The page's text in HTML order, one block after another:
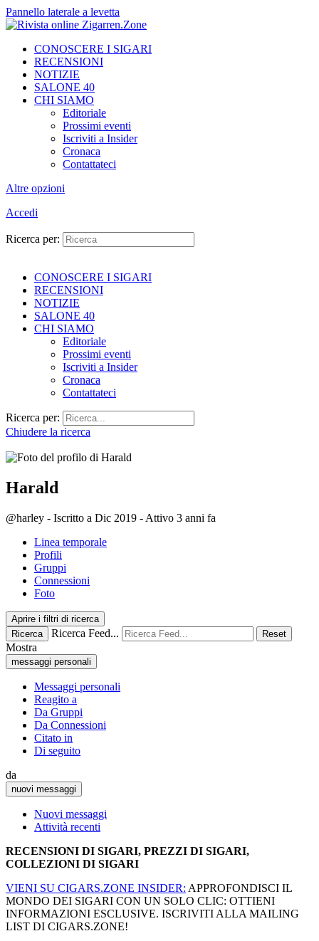
Pannello laterale a levetta
CONOSCERE I SIGARI
RECENSIONI
NOTIZIE
SALONE 40
CHI SIAMO
Editoriale
Prossimi eventi
Iscriviti a Insider
Cronaca
Contattateci
Altre opzioni
Accedi
Ricerca per:
CONOSCERE I SIGARI
RECENSIONI
NOTIZIE
SALONE 40
CHI SIAMO
Editoriale
Prossimi eventi
Iscriviti a Insider
Cronaca
Contattateci
Ricerca per:
Chiudere la ricerca
Harald
@harley - Iscritto a Dic 2019 - Attivo 3 anni fa
Linea temporale
Profili
Gruppi
Connessioni
Foto
Aprire i filtri di ricerca
Ricerca
Ricerca Feed... Reset
Mostra
messaggi personali
Messaggi personali
Reagito a
Da Gruppi
Da Connessioni
Citato in
Di seguito
da
nuovi messaggi
Nuovi messaggi
Attività recenti
RECENSIONI DI SIGARI, PREZZI DI SIGARI,
COLLEZIONI DI SIGARI
VIENI SU CIGARS.ZONE INSIDER: APPROFONDISCI IL
MONDO DEI SIGARI CON UN SOLO CLIC: OTTIENI
INFORMAZIONI ESCLUSIVE. ISCRIVITI ALLA MAILING
LIST DI CIGARS.ZONE!